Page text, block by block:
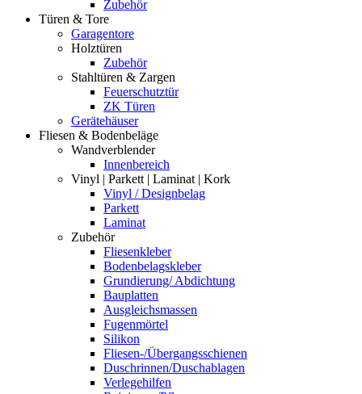
Zubehör
Türen & Tore
Garagentore
Holztüren
Zubehör
Stahltüren & Zargen
Feuerschutztür
ZK Türen
Gerätehäuser
Fliesen & Bodenbeläge
Wandverblender
Innenbereich
Vinyl | Parkett | Laminat | Kork
Vinyl / Designbelag
Parkett
Laminat
Zubehör
Fliesenkleber
Bodenbelagskleber
Grundierung/ Abdichtung
Bauplatten
Ausgleichsmassen
Fugenmörtel
Silikon
Fliesen-/Übergangsschienen
Duschrinnen/Duschablagen
Verlegehilfen